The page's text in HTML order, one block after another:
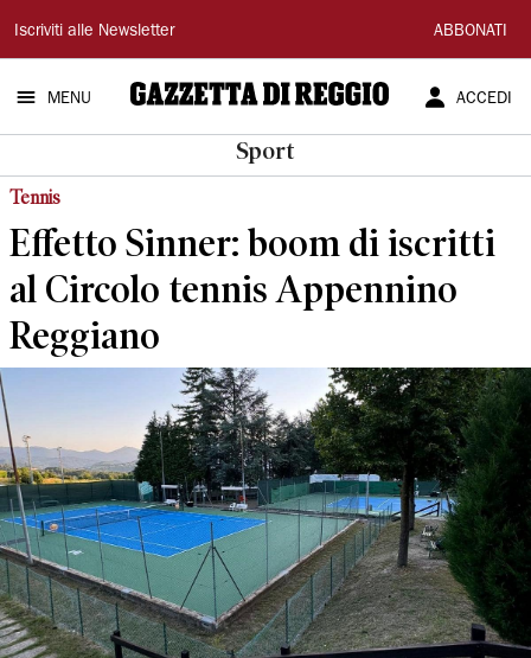
Gazzetta
di
Reggio
Iscriviti alle Newsletter ABBONATI
MENU ACCEDI
Sport
Tennis
Effetto Sinner: boom di iscritti
al Circolo tennis Appennino
Reggiano